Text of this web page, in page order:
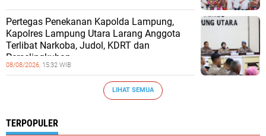
Pertegas Penekanan Kapolda Lampung,
Kapolres Lampung Utara Larang Anggota
Terlibat Narkoba, Judol, KDRT dan
Perselingkuhan
08/08/2026, 15:32 WIB
LIHAT SEMUA
TERPOPULER